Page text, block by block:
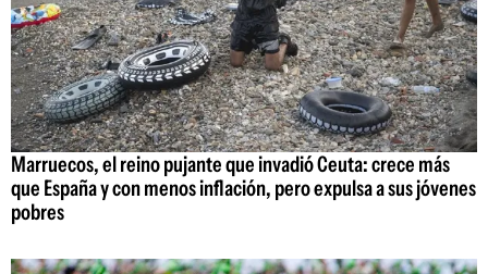
Marruecos, el reino pujante que invadió Ceuta: crece más
que España y con menos inflación, pero expulsa a sus jóvenes
pobres